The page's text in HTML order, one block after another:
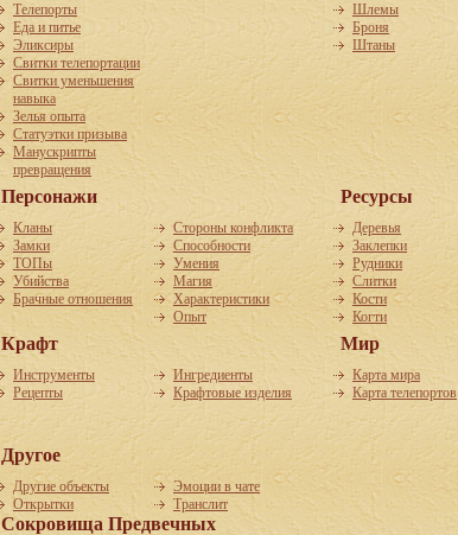
Телепорты
Еда и питье
Эликсиры
Свитки телепортации
Свитки уменьшения
навыка
Зелья опыта
Статуэтки призыва
Манускрипты
превращения
Шлемы
Броня
Штаны
Персонажи
Кланы
Замки
ТОПы
Убийства
Брачные отношения
Cтороны конфликта
Способности
Умения
Магия
Характеристики
Опыт
Ресурсы
Деревья
Заклепки
Рудники
Слитки
Кости
Когти
Крафт
Инструменты
Рецепты
Ингредиенты
Крафтовые изделия
Мир
Карта мира
Карта телепортов
Другое
Другие объекты
Открытки
Эмоции в чате
Транслит
Сокровища Предвечных